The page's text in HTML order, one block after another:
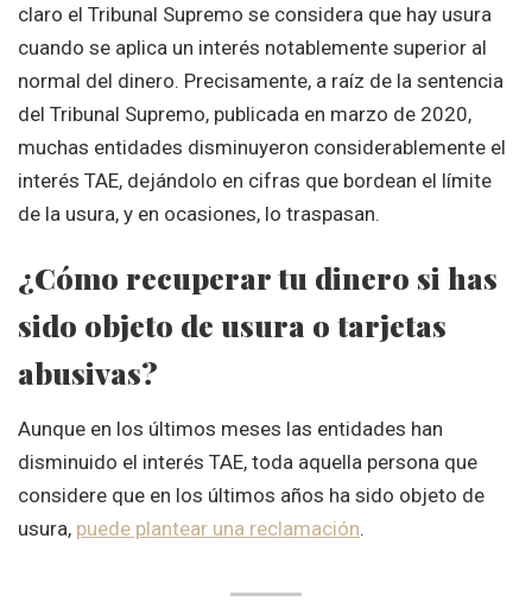
claro el Tribunal Supremo se considera que hay usura
cuando se aplica un interés notablemente superior al
normal del dinero. Precisamente, a raíz de la sentencia
del Tribunal Supremo, publicada en marzo de 2020,
muchas entidades disminuyeron considerablemente el
interés TAE, dejándolo en cifras que bordean el límite
de la usura, y en ocasiones, lo traspasan.
¿Cómo recuperar tu dinero si has
sido objeto de usura o tarjetas
abusivas?
Aunque en los últimos meses las entidades han
disminuido el interés TAE, toda aquella persona que
considere que en los últimos años ha sido objeto de
usura, puede plantear una reclamación.